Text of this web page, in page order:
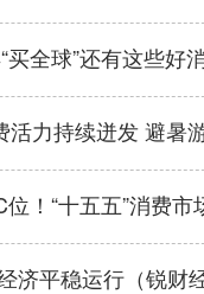
买全球”还有这些好
活力持续迸发 避暑
！“十五五”消费市
济平稳运行（锐财